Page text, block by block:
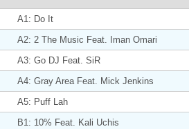
A1: Do It
A2: 2 The Music Feat. Iman Omari
A3: Go DJ Feat. SiR
A4: Gray Area Feat. Mick Jenkins
A5: Puff Lah
B1: 10% Feat. Kali Uchis